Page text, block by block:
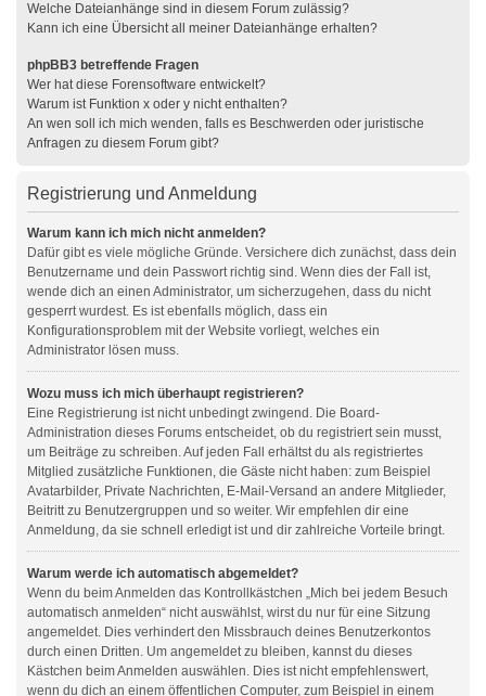
Welche Dateianhänge sind in diesem Forum zulässig?
Kann ich eine Übersicht all meiner Dateianhänge erhalten?
phpBB3 betreffende Fragen
Wer hat diese Forensoftware entwickelt?
Warum ist Funktion x oder y nicht enthalten?
An wen soll ich mich wenden, falls es Beschwerden oder juristische
Anfragen zu diesem Forum gibt?
Registrierung und Anmeldung
Warum kann ich mich nicht anmelden?
Dafür gibt es viele mögliche Gründe. Versichere dich zunächst, dass dein
Benutzername und dein Passwort richtig sind. Wenn dies der Fall ist,
wende dich an einen Administrator, um sicherzugehen, dass du nicht
gesperrt wurdest. Es ist ebenfalls möglich, dass ein
Konfigurationsproblem mit der Website vorliegt, welches ein
Administrator lösen muss.
Wozu muss ich mich überhaupt registrieren?
Eine Registrierung ist nicht unbedingt zwingend. Die Board-
Administration dieses Forums entscheidet, ob du registriert sein musst,
um Beiträge zu schreiben. Auf jeden Fall erhältst du als registriertes
Mitglied zusätzliche Funktionen, die Gäste nicht haben: zum Beispiel
Avatarbilder, Private Nachrichten, E-Mail-Versand an andere Mitglieder,
Beitritt zu Benutzergruppen und so weiter. Wir empfehlen dir eine
Anmeldung, da sie schnell erledigt ist und dir zahlreiche Vorteile bringt.
Warum werde ich automatisch abgemeldet?
Wenn du beim Anmelden das Kontrollkästchen „Mich bei jedem Besuch
automatisch anmelden“ nicht auswählst, wirst du nur für eine Sitzung
angemeldet. Dies verhindert den Missbrauch deines Benutzerkontos
durch einen Dritten. Um angemeldet zu bleiben, kannst du dieses
Kästchen beim Anmelden auswählen. Dies ist nicht empfehlenswert,
wenn du dich an einem öffentlichen Computer, zum Beispiel in einem